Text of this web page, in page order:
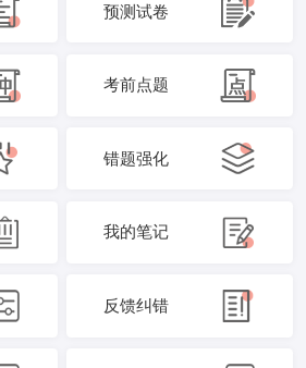
预测试卷
考前点题
错题强化
我的笔记
反馈纠错